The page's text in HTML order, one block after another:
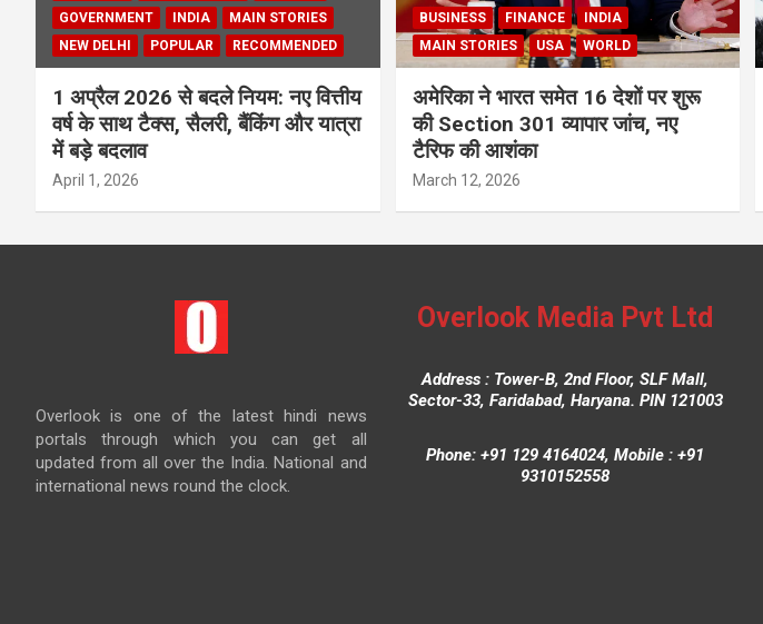
GOVERNMENT
INDIA
MAIN STORIES
NEW DELHI
POPULAR RECOMMENDED
1 अप्रैल 2026 से बदले नियम: नए वित्तीय
वर्ष के साथ टैक्स, सैलरी, बैंकिंग और यात्रा
में बड़े बदलाव
April 1, 2026
BUSINESS FINANCE
INDIA
MAIN STORIES
USA WORLD
अमेरिका ने भारत समेत 16 देशों पर शुरू
की Section 301 व्यापार जांच, नए
टैरिफ की आशंका
March 12, 2026
Overlook is one of the latest hindi news
portals through which you can get all
updated from all over the India. National and
international news round the clock.
Overlook Media Pvt Ltd
Address : Tower-B, 2nd Floor, SLF Mall,
Sector-33, Faridabad, Haryana. PIN 121003
Phone: +91 129 4164024, Mobile : +91
9310152558